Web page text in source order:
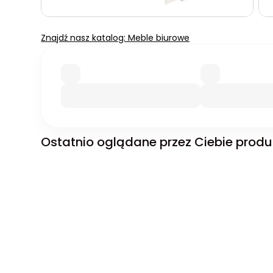
Znajdź nasz katalog: Meble biurowe
Ostatnio oglądane przez Ciebie